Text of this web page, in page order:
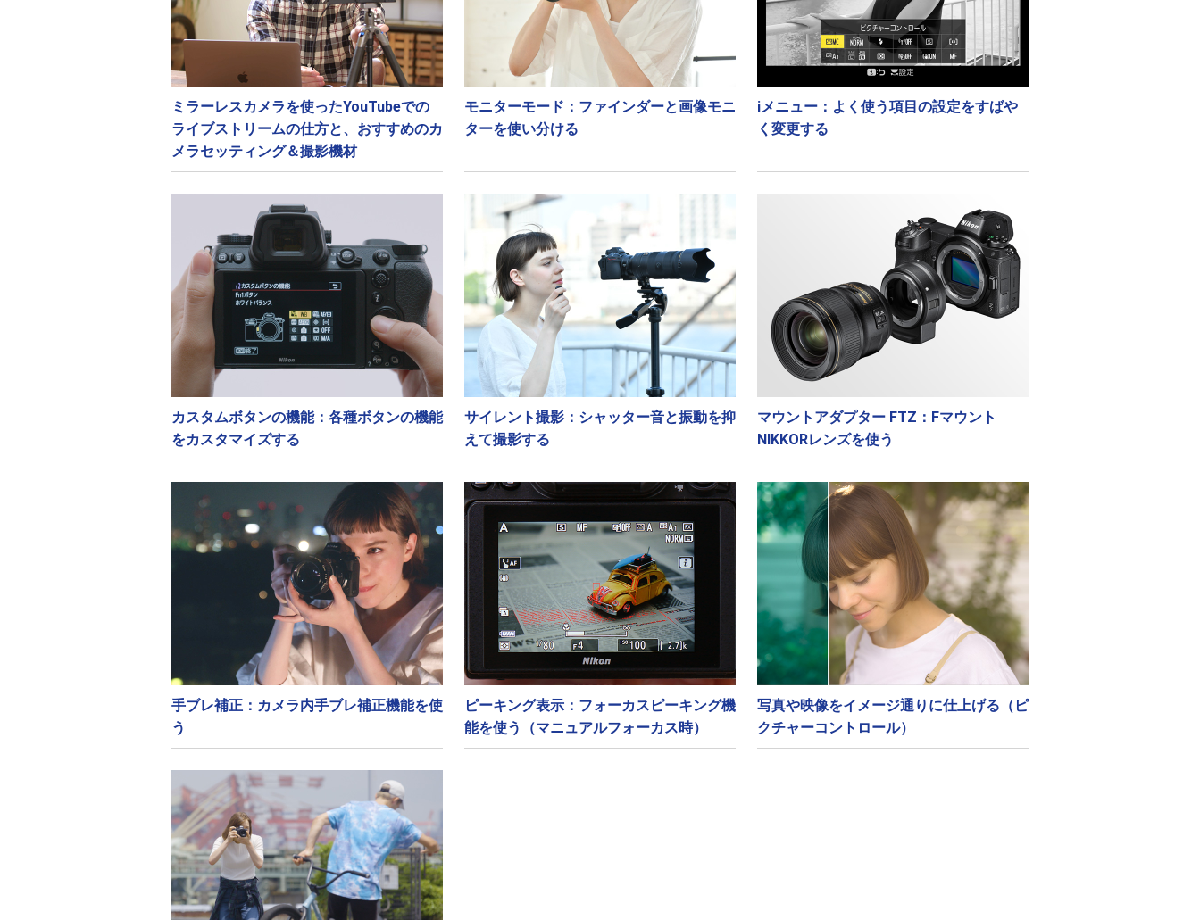
ミラーレスカメラを使ったYouTubeでの
ライブストリームの仕方と、おすすめのカ
メラセッティング＆撮影機材
モニターモード：ファインダーと画像モニ
ターを使い分ける
iメニュー：よく使う項目の設定をすばや
く変更する
カスタムボタンの機能：各種ボタンの機能
をカスタマイズする
サイレント撮影：シャッター音と振動を抑
えて撮影する
マウントアダプター FTZ：Fマウント
NIKKORレンズを使う
手ブレ補正：カメラ内手ブレ補正機能を使
う
ピーキング表示：フォーカスピーキング機
能を使う（マニュアルフォーカス時）
写真や映像をイメージ通りに仕上げる（ピ
クチャーコントロール）